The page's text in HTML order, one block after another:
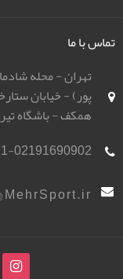
تماس با ما
تهران - محله
پور) - خیابان
همکف - باشگاه
02191690902